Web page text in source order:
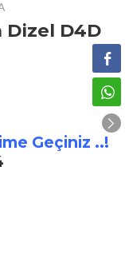
Dizel D4D
Geçiniz ..!